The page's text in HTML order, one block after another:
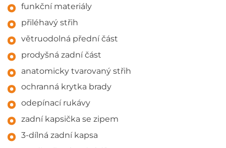
funkční materiály
přiléhavý střih
větruodolná přední část
prodyšná zadní část
anatomicky tvarovaný střih
ochranná krytka brady
odepínací rukávy
zadní kapsička se zipem
3-dílná zadní kapsa